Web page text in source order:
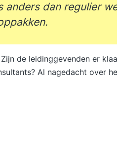
anders dan regulier
de leidinggevenden er
Al nagedacht over